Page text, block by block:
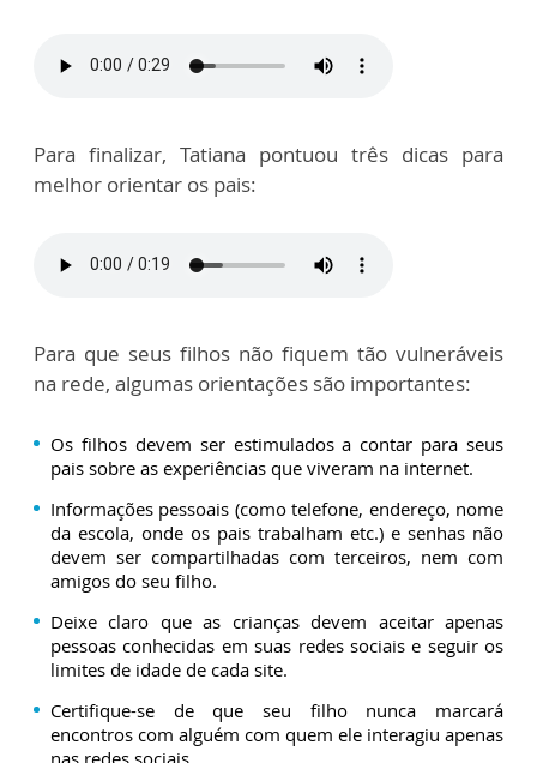
Para finalizar, Tatiana pontuou três dicas para
melhor orientar os pais:
Para que seus filhos não fiquem tão vulneráveis
na rede, algumas orientações são importantes:
Os filhos devem ser estimulados a contar para seus
pais sobre as experiências que viveram na internet.
Informações pessoais (como telefone, endereço, nome
da escola, onde os pais trabalham etc.) e senhas não
devem ser compartilhadas com terceiros, nem com
amigos do seu filho.
Deixe claro que as crianças devem aceitar apenas
pessoas conhecidas em suas redes sociais e seguir os
limites de idade de cada site.
Certifique-se de que seu filho nunca marcará
encontros com alguém com quem ele interagiu apenas
nas redes sociais.